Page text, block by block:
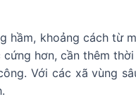
hầm, khoảng cách từ
hơn, cần thêm
Với các xã vùng